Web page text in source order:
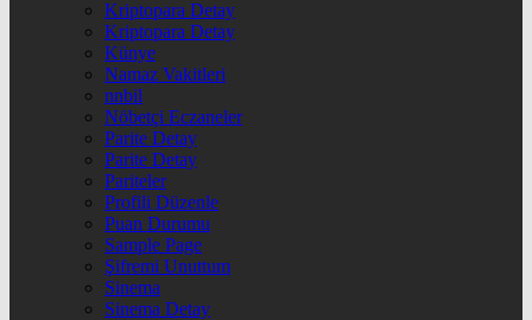
Kriptopara Detay
Kriptopara Detay
Künye
Namaz Vakitleri
nnbil
Nöbetçi Eczaneler
Parite Detay
Parite Detay
Pariteler
Profili Düzenle
Puan Durumu
Sample Page
Şifremi Unuttum
Sinema
Sinema Detay